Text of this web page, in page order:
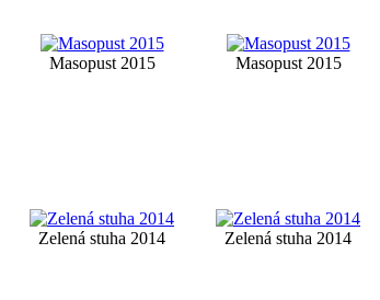
Masopust 2015 Masopust 2015
Zelená stuha 2014 Zelená stuha 2014